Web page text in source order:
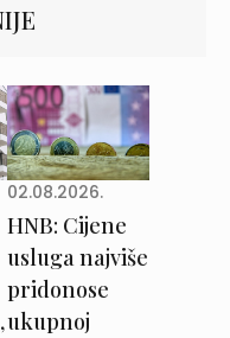
02.08.2026.
HNB: Cijene
usluga najviše
pridonose
ukupnoj